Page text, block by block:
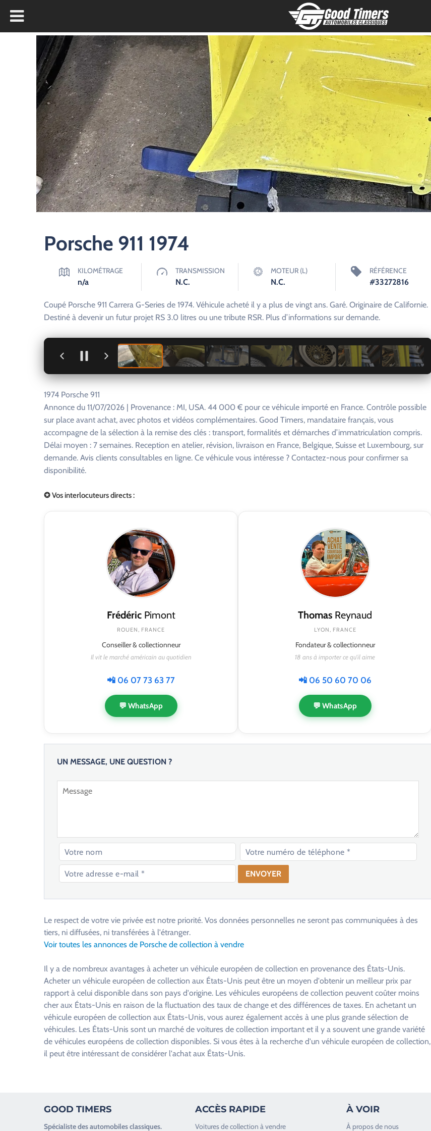
Porsche 911 1974
KILOMÉTRAGE
n/a
TRANSMISSION
N.C.
MOTEUR (L)
N.C.
RÉFÉRENCE
#33272816
Coupé Porsche 911 Carrera G-Series de 1974. Véhicule acheté il y a plus de vingt ans. Garé. Originaire de Californie.
Destiné à devenir un futur projet RS 3.0 litres ou une tribute RSR. Plus d’informations sur demande.
1 / 19
1974 Porsche 911
Annonce du 11/07/2026 | Provenance : MI, USA. 44 000 € pour ce véhicule importé en France. Contrôle possible
sur place avant achat, avec photos et vidéos complémentaires. Good Timers, mandataire français, vous
accompagne de la sélection à la remise des clés : transport, formalités et démarches d’immatriculation compris.
Délai moyen : 7 semaines. Reception en atelier, révision, livraison en France, Belgique, Suisse et Luxembourg, sur
demande. Avis clients consultables en ligne. Ce véhicule vous intéresse ? Contactez-nous pour confirmer sa
disponibilité.
✪ Vos interlocuteurs directs :
FrédéricPimont
ROUEN, FRANCE
Conseiller & collectionneur
Il vit le marché américain au quotidien
📲 06 07 73 63 77
💬 WhatsApp
Thomas Reynaud
LYON, FRANCE
Fondateur & collectionneur
18 ans à importer ce qu'il aime
📲 06 50 60 70 06
💬 WhatsApp
UN MESSAGE, UNE QUESTION ?
l
i
s
s
h
Le respect de votre vie privée est notre priorité. Vos données personnelles ne seront pas communiquées à des
tiers, ni diffusées, ni transférées à l'étranger.
Voir toutes les annonces de Porsche de collection à vendre
Il y a de nombreux avantages à acheter un véhicule européen de collection en provenance des États-Unis.
Acheter un véhicule européen de collection aux États-Unis peut être un moyen d'obtenir un meilleur prix par
rapport à celui disponible dans son pays d'origine. Les véhicules européens de collection peuvent coûter moins
cher aux États-Unis en raison de la fluctuation des taux de change et des différences de taxes. En achetant un
véhicule européen de collection aux États-Unis, vous aurez également accès à une plus grande sélection de
véhicules. Les États-Unis sont un marché de voitures de collection important et il y a souvent une grande variété
de véhicules européens de collection disponibles. Si vous êtes à la recherche d'un véhicule européen de collection,
il peut être intéressant de considérer l'achat aux États-Unis.
GOOD TIMERS
Spécialiste desautomobiles classiques.
ACCÈS RAPIDE
Voitures de collection à vendre
À VOIR
À propos de nous